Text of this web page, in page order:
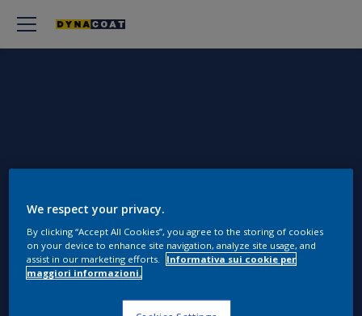
COMPLEMENTARI
Prodotti complementari e compatibili per
We respect your privacy.
By clicking “Accept All Cookies”, you agree to the storing of cookies
on your device to enhance site navigation, analyze site usage, and
assist in our marketing efforts.
Informativa sui cookie per
maggiori informazioni.